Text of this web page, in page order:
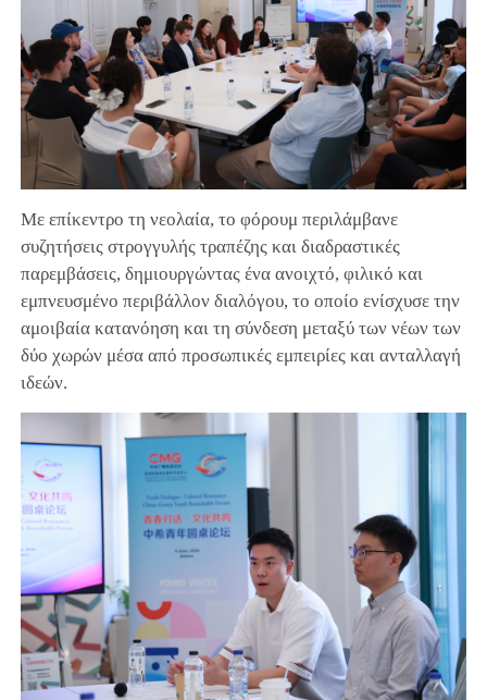
Με επίκεντρο τη νεολαία, το φόρουμ περιλάμβανε
συζητήσεις στρογγυλής τραπέζης και διαδραστικές
παρεμβάσεις, δημιουργώντας ένα ανοιχτό, φιλικό και
εμπνευσμένο περιβάλλον διαλόγου, το οποίο ενίσχυσε την
αμοιβαία κατανόηση και τη σύνδεση μεταξύ των νέων των
δύο χωρών μέσα από προσωπικές εμπειρίες και ανταλλαγή
ιδεών.